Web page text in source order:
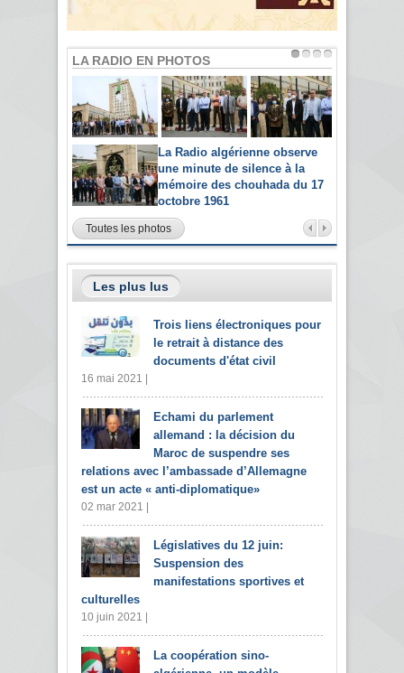
LA RADIO EN PHOTOS
La Radio algérienne observe
une minute de silence à la
mémoire des chouhada du 17
octobre 1961
Toutes les photos
Les plus lus
Trois liens électroniques pour
le retrait à distance des
documents d'état civil
16 mai 2021 |
Echami du parlement
allemand : la décision du
Maroc de suspendre ses
relations avec l’ambassade d’Allemagne
est un acte « anti-diplomatique»
02 mar 2021 |
Législatives du 12 juin:
Suspension des
manifestations sportives et
culturelles
10 juin 2021 |
La coopération sino-